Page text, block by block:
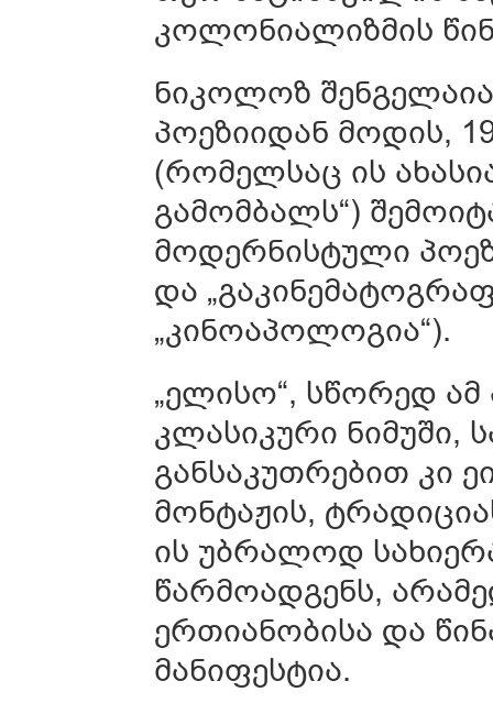
კოლონიალიზმის
ნიკოლოზ
პოეზიიდან მოდის,
(რომელსაც ის
გამომბალს“)
მოდერნისტული
და
„კინოაპოლოგია“).
„ელისო“, სწორედ
კლასიკური ნიმუში,
განსაკუთრებით კი
მონტაჟის,
ის უბრალოდ
წარმოადგენს,
ერთიანობისა და
მანიფესტია.